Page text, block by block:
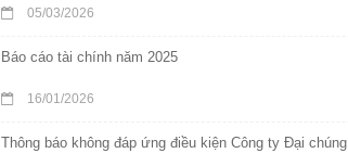
05/03/2026
Báo cáo tài chính năm 2025
16/01/2026
Thông báo không đáp ứng điều kiện Công ty Đại chúng